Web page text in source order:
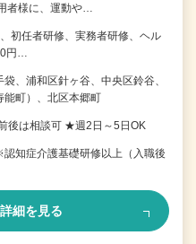
者様に、運動や…
初任者研修、実務者研修、ヘル
円…
、浦和区針ヶ谷、中央区鈴谷、
能町）、北区本郷町
後は相談可 ★週2日～5日OK
知症介護基礎研修以上（入職後
詳細を見る